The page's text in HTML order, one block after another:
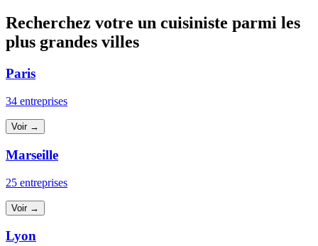
Recherchez votre un cuisiniste parmi les
plus grandes villes
Paris
34 entreprises
Voir →
Marseille
25 entreprises
Voir →
Lyon